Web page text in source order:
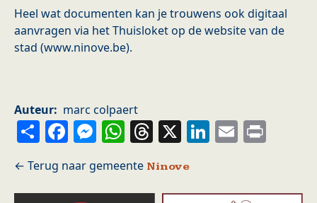
Heel wat documenten kan je trouwens ook digitaal
aanvragen via het Thuisloket op de website van de
stad (www.ninove.be).
Auteur marc colpaert
ShareFacebook
Messenger
WhatsApp
Threads
X LinkedIn
Email
Ninove